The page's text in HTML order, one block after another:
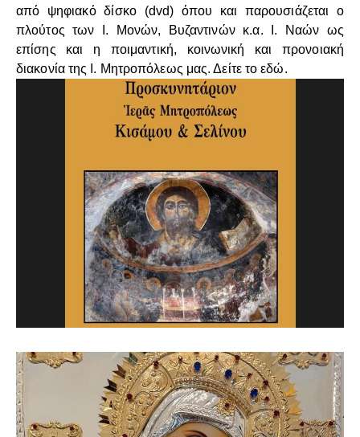
από ψηφιακό δίσκο (dvd) όπου και παρουσιάζεται ο
πλούτος των Ι. Μονών, Βυζαντινών κ.α. Ι. Ναών ως
επίσης και η ποιμαντική, κοινωνική και προνοιακή
διακονία της Ι. Μητροπόλεως μας. Δείτε τοεδώ.